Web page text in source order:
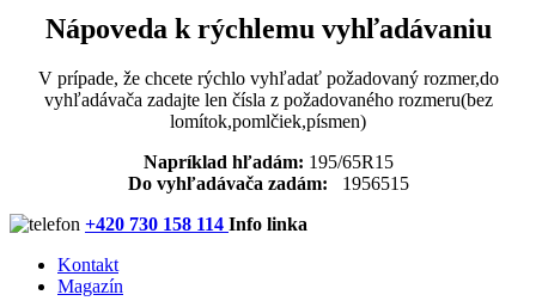
Nápoveda k rýchlemu vyhľadávaniu
V prípade, že chcete rýchlo vyhľadať požadovaný rozmer,do
vyhľadávača zadajte len čísla z požadovaného rozmeru(bez
lomítok,pomlčiek,písmen)
Napríklad hľadám: 195/65R15
Do vyhľadávača zadám: 1956515
+420 730 158 114 Info linka
Kontakt
Magazín